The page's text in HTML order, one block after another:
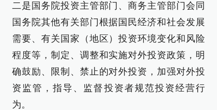
二是国务院投资主管部门、商务主管部门会同
国务院其他有关部门根据国民经济和社会发展
需要、有关国家（地区）投资环境变化和风险
程度等，制定、调整和实施对外投资政策，明
确鼓励、限制、禁止的对外投资，加强对外投
资监管，指导、监督投资者规范投资经营行
为。